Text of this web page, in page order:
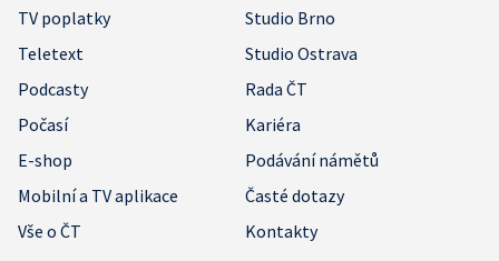
TV poplatky
Studio Brno
Teletext
Studio Ostrava
Podcasty
Rada ČT
Počasí
Kariéra
E-shop
Podávání námětů
Mobilní a TV aplikace
Časté dotazy
Vše o ČT
Kontakty